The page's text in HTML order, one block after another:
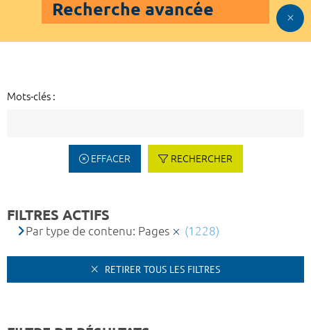
Recherche avancée
Mots-clés :
EFFACER RECHERCHER
FILTRES ACTIFS
Par type de contenu: Pages (1228)
RETIRER TOUS LES FILTRES